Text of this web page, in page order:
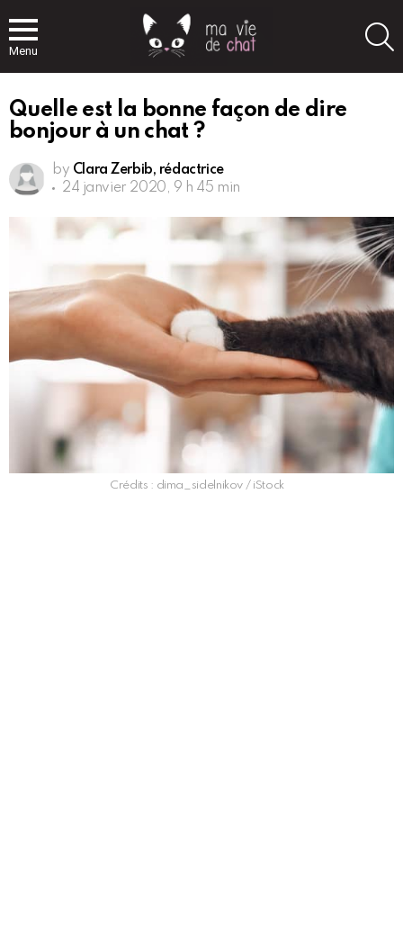
Menu
Quelle est la bonne façon de dire
bonjour à un chat ?
by Clara Zerbib, rédactrice
24 janvier 2020, 9 h 45 min
Crédits : dima_sidelnikov / iStock